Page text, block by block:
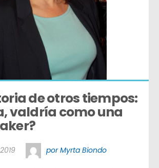
de otros tiempos:
valdría como una
por Myrta Biondo